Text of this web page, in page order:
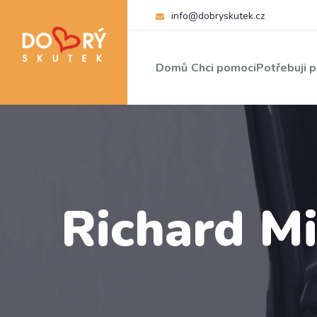
info@dobryskutek.cz
Domů Chci pomociPotřebuji
Richard